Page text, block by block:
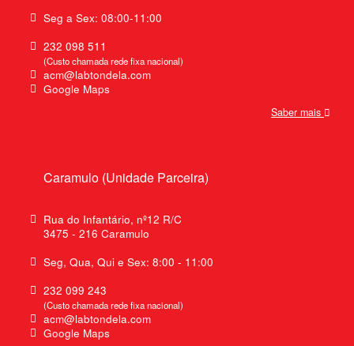
Seg a Sex: 08:00-11:00
232 098 511
(Custo chamada rede fixa nacional)
acm@labtondela.com
Google Maps
Saber mais
Caramulo (Unidade Parceira)
Rua do Infantário, nº12 R/C
3475 - 216 Caramulo
Seg, Qua, Qui e Sex: 8:00 - 11:00
232 099 243
(Custo chamada rede fixa nacional)
acm@labtondela.com
Google Maps